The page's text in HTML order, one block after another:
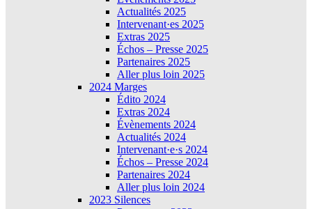
Actualités 2025
Intervenant·es 2025
Extras 2025
Échos – Presse 2025
Partenaires 2025
Aller plus loin 2025
2024 Marges
Édito 2024
Extras 2024
Évènements 2024
Actualités 2024
Intervenant·e·s 2024
Échos – Presse 2024
Partenaires 2024
Aller plus loin 2024
2023 Silences